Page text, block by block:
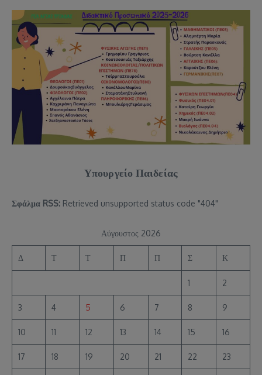
Υπουργείο Παιδείας
Σφάλμα RSS: Retrieved unsupported status code "404"
Αύγουστος 2026
Δ Τ Τ Π Π Σ Κ
1 2
3 4 5 6 7 8 9
10 11 12 13 14 15 16
17 18 19 20 21 22 23